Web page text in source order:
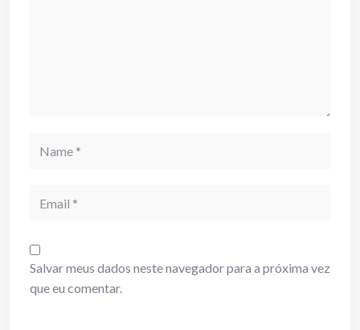
Salvar meus dados neste navegador para a próxima vez
que eu comentar.